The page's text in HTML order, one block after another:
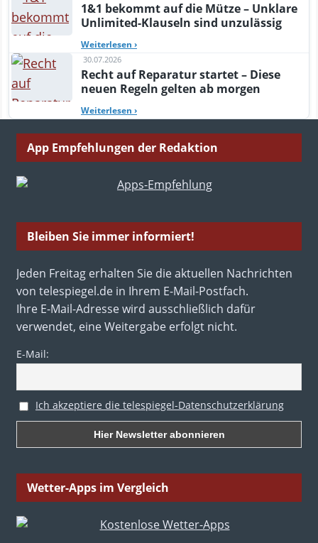
1&1 bekommt auf die Mütze – Unklare
Unlimited-Klauseln sind unzulässig
Weiterlesen ›
30.07.2026
Recht auf Reparatur startet – Diese
neuen Regeln gelten ab morgen
Weiterlesen ›
App Empfehlungen der Redaktion
Bleiben Sie immer informiert!
Jeden Freitag erhalten Sie die aktuellen Nachrichten
von telespiegel.de in Ihrem E-Mail-Postfach.
Ihre E-Mail-Adresse wird ausschließlich dafür
verwendet, eine Weitergabe erfolgt nicht.
E-Mail:
Ich akzeptiere die telespiegel-Datenschutzerklärung
Wetter-Apps im Vergleich